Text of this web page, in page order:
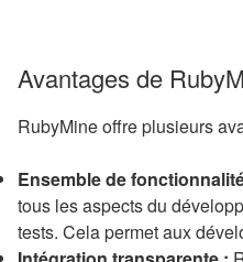
Avantages de
RubyMine offre plusieurs
Ensemble de
tous les aspects du
tests. Cela permet aux